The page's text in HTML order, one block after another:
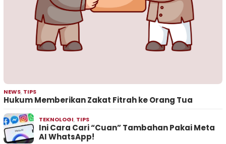
NEWS, TIPS
Hukum Memberikan Zakat Fitrah ke Orang Tua
TEKNOLOGI, TIPS
Ini Cara Cari “Cuan” Tambahan Pakai Meta
AI WhatsApp!